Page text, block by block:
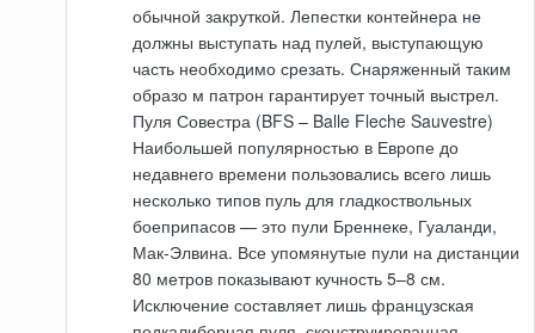
обычной закруткой. Лепестки контейнера не
должны выступать над пулей, выступающую
часть необходимо срезать. Снаряженный таким
образо м патрон гарантирует точный выстрел.
Пуля Совестра (BFS – Balle Fleche Sauvestre)
Наибольшей популярностью в Европе до
недавнего времени пользовались всего лишь
несколько типов пуль для гладкоствольных
боеприпасов — это пули Бреннеке, Гуаланди,
Мак-Элвина. Все упомянутые пули на дистанции
80 метров показывают кучность 5–8 см.
Исключение составляет лишь французская